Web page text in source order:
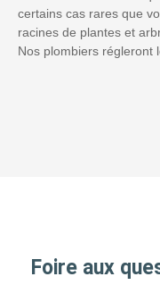
certains cas rares que
racines de plantes et
Nos plombiers régleront
Foire aux